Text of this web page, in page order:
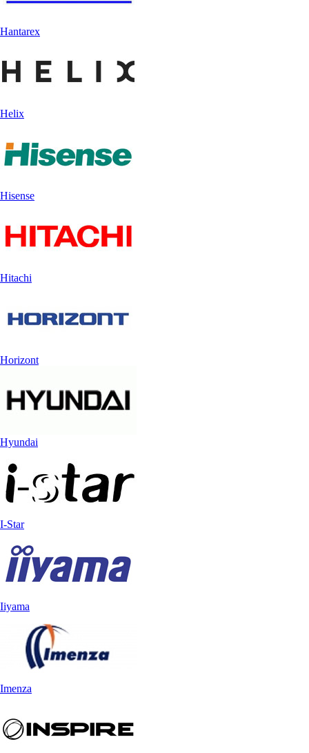
Hantarex
Helix
Hisense
Hitachi
Horizont
Hyundai
I-Star
Iiyama
Imenza